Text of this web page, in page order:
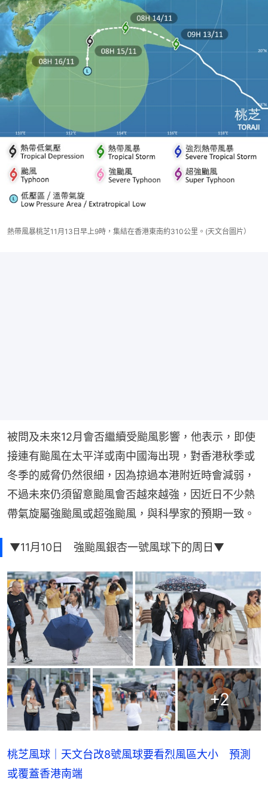
熱帶風暴桃芝11月13日早上9時，集結在香港東南約310公里。(天文台圖片）
被問及未來12月會否繼續受颱風影響，他表示，即使
接連有颱風在太平洋或南中國海出現，對香港秋季或
冬季的威脅仍然很細，因為掠過本港附近時會減弱，
不過未來仍須留意颱風會否越來越強，因近日不少熱
帶氣旋屬強颱風或超強颱風，與科學家的預期一致。
▼11月10日 強颱風銀杏一號風球下的周日▼
+2
桃芝風球｜天文台改8號風球要看烈風區大小 預測
或覆蓋香港南端